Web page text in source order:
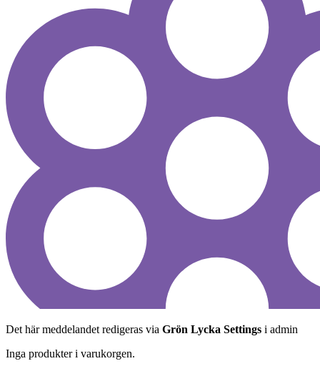
Det här meddelandet redigeras via Grön Lycka Settings i admin
Inga produkter i varukorgen.